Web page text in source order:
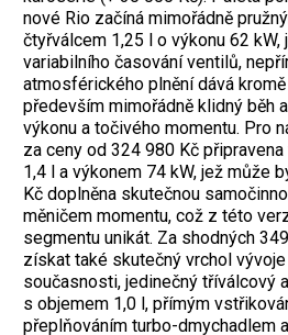
nové Rio začíná mimořádně
čtyřválcem 1,25 l o výkonu 62 kW,
variabilního časování ventilů,
atmosférického plnění dává
především mimořádně klidný běh
výkonu a točivého momentu. Pro
za ceny od 324 980 Kč
1,4 l a výkonem 74 kW, jež může
Kč doplněna skutečnou
měničem momentu, což z této
segmentu unikát. Za shodných
získat také skutečný vrchol
současnosti, jedinečný tříválcový
s objemem 1,0 l, přímým
přeplňováním turbo-dmychadlem